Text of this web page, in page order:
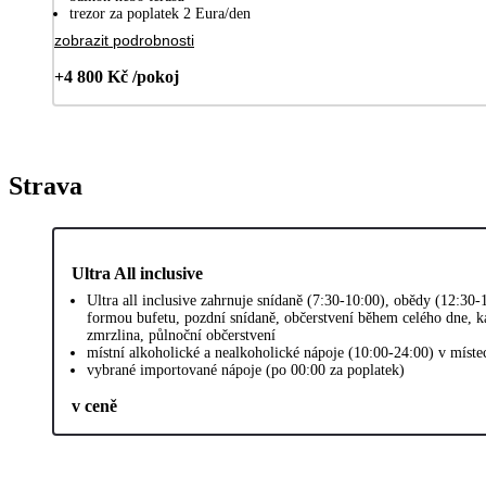
trezor za poplatek 2 Eura/den
zobrazit podrobnosti
+4 800 Kč /pokoj
Strava
Ultra All inclusive
Ultra all inclusive zahrnuje snídaně (7:30-10:00), obědy (12:30-
formou bufetu, pozdní snídaně, občerstvení během celého dne,
zmrzlina, půlnoční občerstvení
místní alkoholické a nealkoholické nápoje (10:00-24:00) v
vybrané importované nápoje (po 00:00 za poplatek)
v ceně